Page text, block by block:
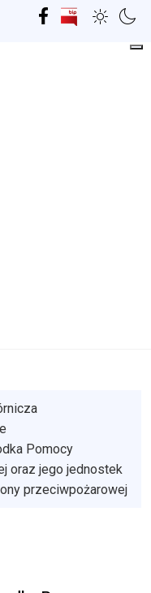
Pomocy
oraz jego jednostek
przeciwpożarowej